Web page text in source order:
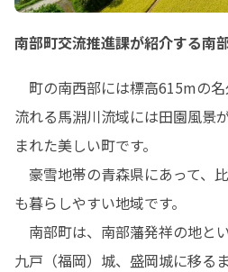
南部町交流推進課が紹介する南
町の南西部には標高615mの
流れる馬淵川流域には田園風景
まれた美しい町です。
豪雪地帯の青森県にあって、
も暮らしやすい地域です。
南部町は、南部藩発祥の地と
九戸（福岡）城、盛岡城に移る